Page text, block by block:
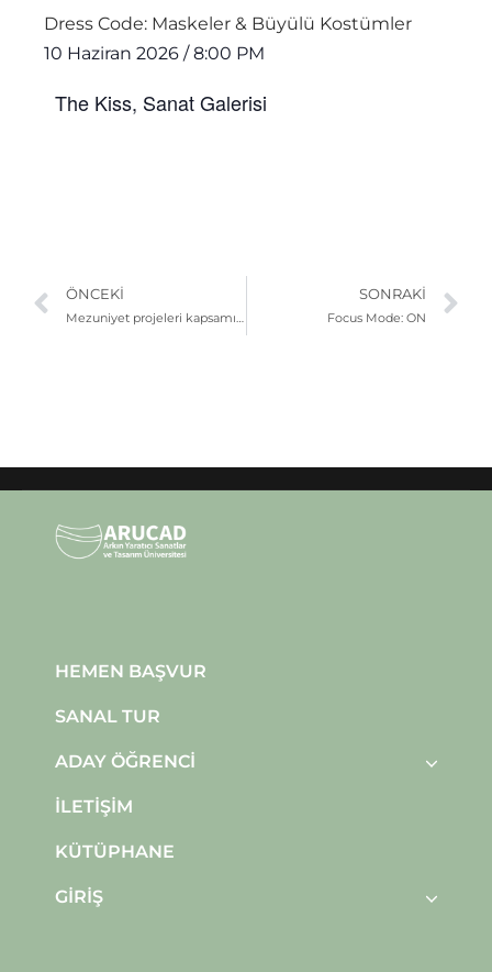
Dress Code: Maskeler & Büyülü Kostümler
10 Haziran 2026 /8:00 PM
The Kiss, Sanat Galerisi
ÖNCEKI
Mezuniyet projeleri kapsamında hazırlanan “Yeni Yıl, Yeni Ben: Palto” seyirciyle buluşuyor
SONRAKI
Focus Mode: ON
HEMEN BAŞVUR
SANAL TUR
ADAY ÖĞRENCI
İLETIŞIM
KÜTÜPHANE
GIRIŞ